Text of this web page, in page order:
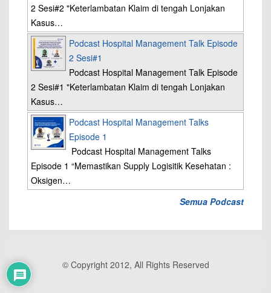
2 Sesi#2 "Keterlambatan Klaim di tengah Lonjakan
Kasus…
Podcast Hospital Management Talk Episode
2 Sesi#1
Podcast Hospital Management Talk Episode
2 Sesi#1 "Keterlambatan Klaim di tengah Lonjakan
Kasus…
Podcast Hospital Management Talks
Episode 1
Podcast Hospital Management Talks
Episode 1 “Memastikan Supply Logisitik Kesehatan :
Oksigen…
Semua Podcast
© Copyright 2012, All Rights Reserved